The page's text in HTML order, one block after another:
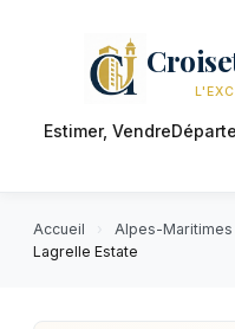
Estimer, Vendre
Accueil Alpes-Maritimes
Lagrelle Estate